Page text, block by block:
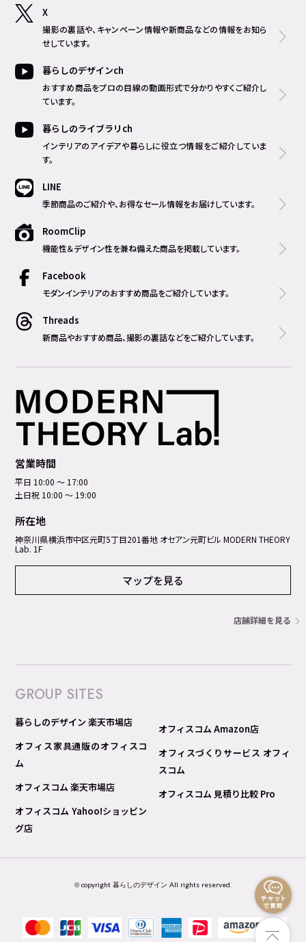
X
撮影の裏話や、キャンペーン情報や新商品などの情報をお知ら
せしています。
暮らしのデザインch
おすすめ商品をプロの目線の動画形式で分かりやすくご紹介し
ています。
暮らしのライブラリch
インテリアのアイデアや暮らしに役立つ情報をご紹介していま
す。
LINE
季節商品のご紹介や、お得なセール情報をお届けしています。
RoomClip
機能性＆デザイン性を兼ね備えた商品を掲載しています。
Facebook
モダンインテリアのおすすめ商品をご紹介しています。
Threads
新商品やおすすめ商品、撮影の裏話などをご紹介しています。
営業時間
平日 10:00 ～ 17:00
土日祝 10:00 ～ 19:00
所在地
神奈川県横浜市中区元町5丁⽬201番地 オセアン元町ビル MODERN THEORY
Lab. 1F
マップを見る
店舗詳細を見る
GROUP SITES
暮らしのデザイン 楽天市場店
オフィス家具通販のオフィスコ
ム
オフィスコム 楽天市場店
オフィスコム Yahoo!ショッピン
グ店
オフィスコム Amazon店
オフィスづくりサービス オフィ
スコム
オフィスコム 見積り比較 Pro
© copyright 暮らしのデザイン All rights reserved.